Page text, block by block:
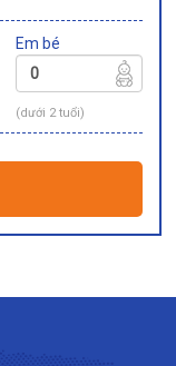
Em bé
(dưới 2 tuổi)